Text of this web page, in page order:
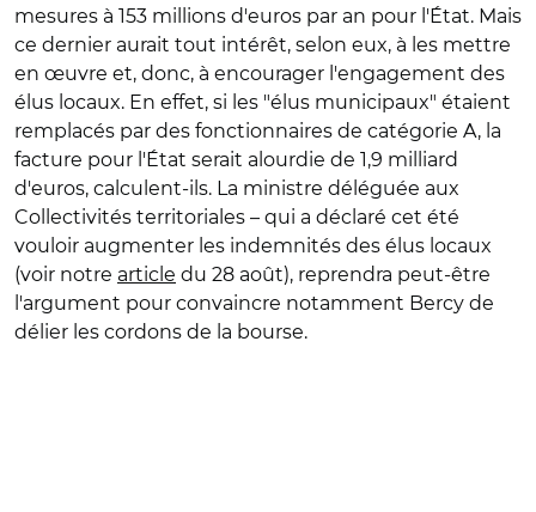
mesures à 153 millions d'euros par an pour l'État. Mais
ce dernier aurait tout intérêt, selon eux, à les mettre
en œuvre et, donc, à encourager l'engagement des
élus locaux. En effet, si les "élus municipaux" étaient
remplacés par des fonctionnaires de catégorie A, la
facture pour l'État serait alourdie de 1,9 milliard
d'euros, calculent-ils. La ministre déléguée aux
Collectivités territoriales – qui a déclaré cet été
vouloir augmenter les indemnités des élus locaux
(voir notre article du 28 août), reprendra peut-être
l'argument pour convaincre notamment Bercy de
délier les cordons de la bourse.